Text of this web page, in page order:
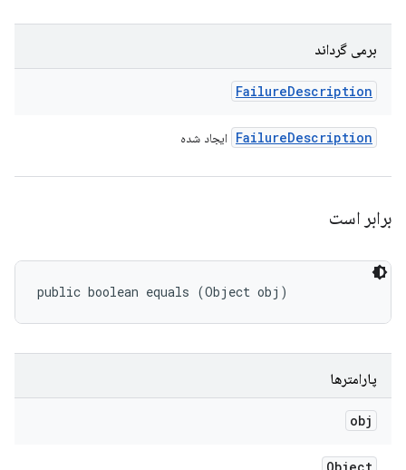
برمی گرداند
FailureDescription
FailureDescription ایجاد شده
برابر است
public boolean equals (Object obj)
پارامترها
obj